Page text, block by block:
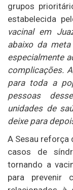
grupos
estabelecida
vacinal em
abaixo da
especialmente
complicações.
para toda a
pessoas
unidades de
deixe para
A Sesau reforça
casos de
tornando a
para prevenir